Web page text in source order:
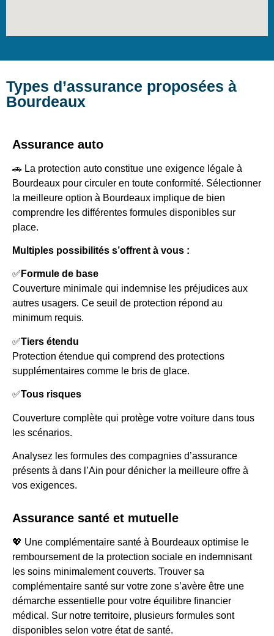
Types d’assurance proposées à
Bourdeaux
Assurance auto
🚗 La protection auto constitue une exigence légale à
Bourdeaux pour circuler en toute conformité. Sélectionner
la meilleure option à Bourdeaux implique de bien
comprendre les différentes formules disponibles sur
place.
Multiples possibilités s’offrent à vous :
✅ Formule de base
Couverture minimale qui indemnise les préjudices aux
autres usagers. Ce seuil de protection répond au
minimum requis.
✅Tiers étendu
Protection étendue qui comprend des protections
supplémentaires comme le bris de glace.
✅Tous risques
Couverture complète qui protège votre voiture dans tous
les scénarios.
Analysez les formules des compagnies d’assurance
présents à dans l’Ain pour dénicher la meilleure offre à
vos exigences.
Assurance santé et mutuelle
💖 Une complémentaire santé à Bourdeaux optimise le
remboursement de la protection sociale en indemnisant
les soins minimalement couverts. Trouver sa
complémentaire santé sur votre zone s’avère être une
démarche essentielle pour votre équilibre financier
médical. Sur notre territoire, plusieurs formules sont
disponibles selon votre état de santé.